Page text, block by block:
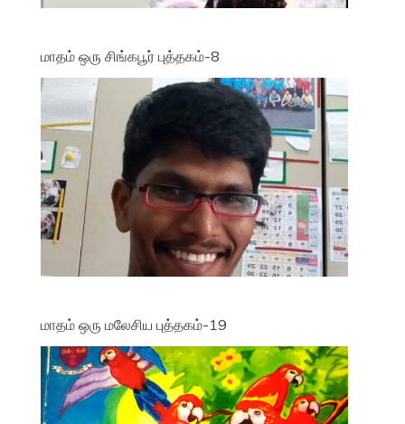
மாதம் ஒரு சிங்கபூர் புத்தகம்-8
மாதம் ஒரு மலேசிய புத்தகம்-19